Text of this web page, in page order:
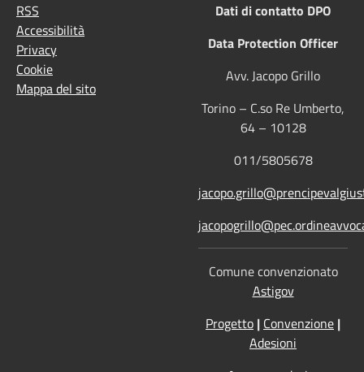
RSS
Accessibilità
Privacy
Cookie
Mappa del sito
Dati di contatto DPO
Data Protection Officer
Avv. Jacopo Grillo
Torino – C.so Re Umberto,
64 – 10128
011/5805678
Comune convenzionato
Astigov
Progetto | Convenzione |
Adesioni